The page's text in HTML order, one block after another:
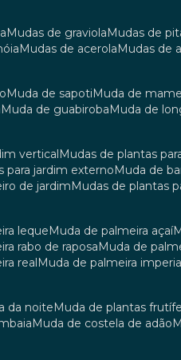
mudas de graviola mudas de
mudas de acerola mudas de
muda de sapoti muda de
muda de guabiroba muda de
vertical
mudas de plantas
para jardim externo
muda de
de jardim
mudas de plantas
leque
muda de palmeira açaí
rabo de raposa
muda de
real
muda de palmeira
da noite
muda de plantas
muda de costela de adão